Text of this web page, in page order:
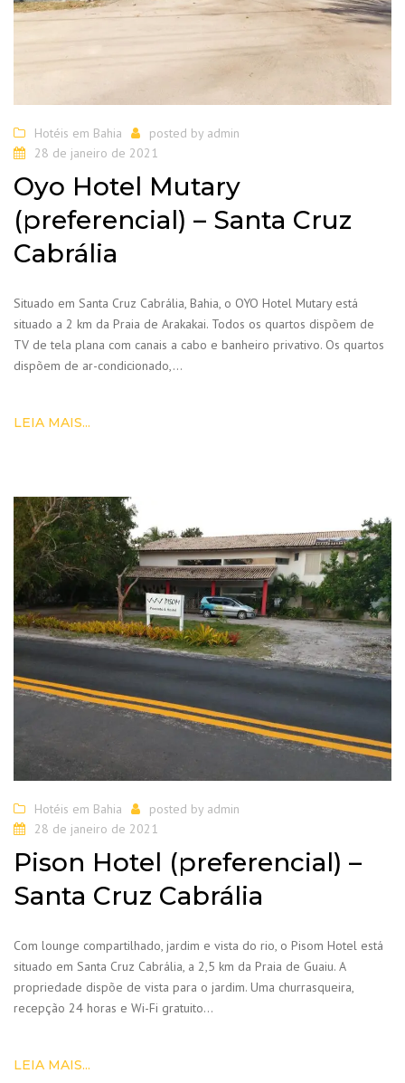
Hotéis em Bahia posted by admin
28 de janeiro de 2021
Oyo Hotel Mutary
(preferencial) – Santa Cruz
Cabrália
Situado em Santa Cruz Cabrália, Bahia, o OYO Hotel Mutary está
situado a 2 km da Praia de Arakakai. Todos os quartos dispõem de
TV de tela plana com canais a cabo e banheiro privativo. Os quartos
dispõem de ar-condicionado,…
LEIA MAIS...
Hotéis em Bahia posted by admin
28 de janeiro de 2021
Pison Hotel (preferencial) –
Santa Cruz Cabrália
Com lounge compartilhado, jardim e vista do rio, o Pisom Hotel está
situado em Santa Cruz Cabrália, a 2,5 km da Praia de Guaiu. A
propriedade dispõe de vista para o jardim. Uma churrasqueira,
recepção 24 horas e Wi-Fi gratuito…
LEIA MAIS...